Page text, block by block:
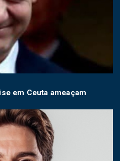
em Ceuta ameaçam